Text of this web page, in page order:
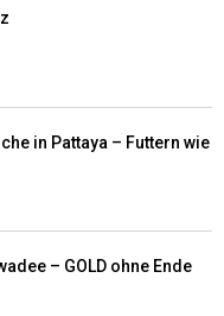
in Pattaya – Futtern wie
– GOLD ohne Ende